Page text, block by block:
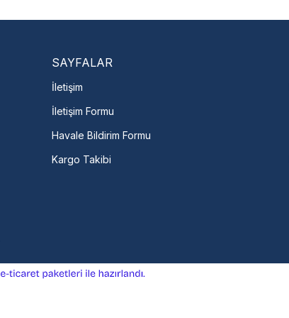
SAYFALAR
İletişim
İletişim Formu
Havale Bildirim Formu
Kargo Takibi
ideasoft
e-